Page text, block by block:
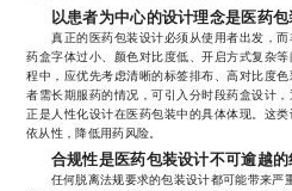
以患者为中心的设计理念是医药
真正的医药包装设计必须从使用者出发，而
药盒字体过小、颜色对比度低、开启方式复杂
程中，应优先考虑清晰的标签排布、高对比度
者需长期服药的情况，可引入分时段药盒设计
正是人性化设计在医药包装中的具体体现。这
依从性，降低用药风险。
合规性是医药包装设计不可逾越的
任何脱离法规要求的包装设计都可能带来严